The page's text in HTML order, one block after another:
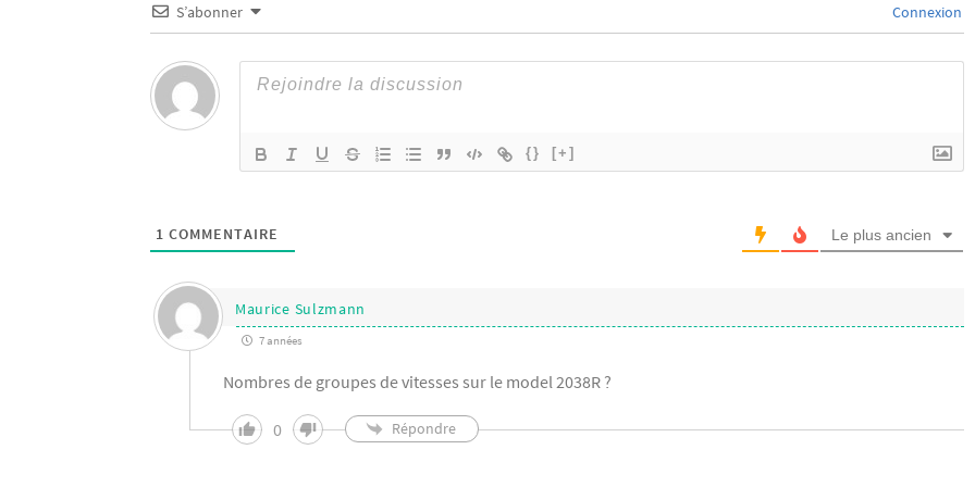
S’abonner Connexion
{} [+]
1 COMMENTAIRE Le plus ancien
Maurice Sulzmann
7 années
Nombres de groupes de vitesses sur le model 2038R ?
0 Répondre